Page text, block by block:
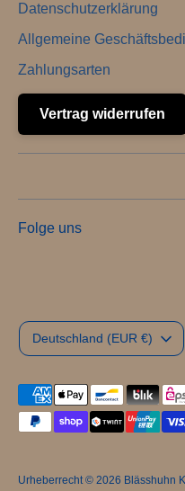
Datenschutzerklärung
Allgemeine
Zahlungsarten
Vertrag widerrufen
Folge uns
Urheberrecht © 2026 Blässhuhn
Währung
Deutschland (EUR €)
Akzeptierte
Zahlungsarten